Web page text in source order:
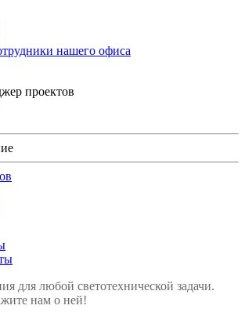
нашего офиса
проектов
для любой светотехнической задачи.
нам о ней!